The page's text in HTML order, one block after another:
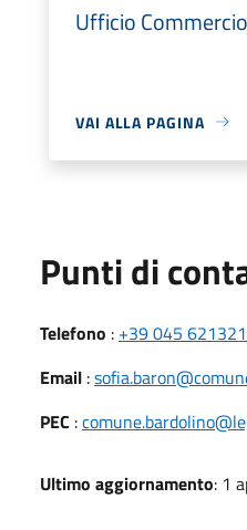
Ufficio Commercio
VAI ALLA PAGINA
Punti di
Telefono : +39 045
Email :
PEC :
Ultimo aggiornamento: 1